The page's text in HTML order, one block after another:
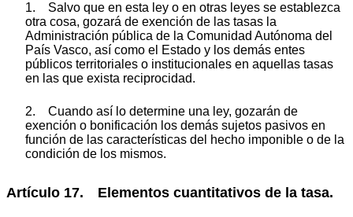
1. Salvo que en esta ley o en otras leyes se establezca
otra cosa, gozará de exención de las tasas la
Administración pública de la Comunidad Autónoma del
País Vasco, así como el Estado y los demás entes
públicos territoriales o institucionales en aquellas tasas
en las que exista reciprocidad.
2. Cuando así lo determine una ley, gozarán de
exención o bonificación los demás sujetos pasivos en
función de las características del hecho imponible o de la
condición de los mismos.
Artículo 17. Elementos cuantitativos de la tasa.